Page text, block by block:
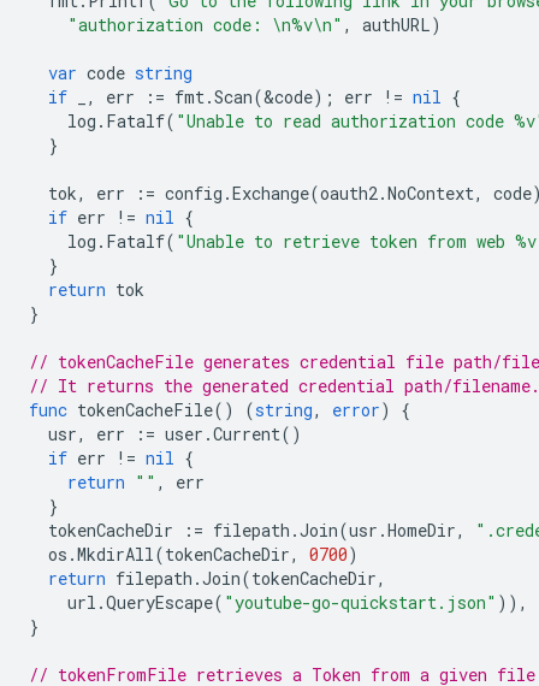
"authorization code: \n%v\n" , authURL)
var code string
if
, err := fmt.Scan(&code); err != nil {
log . Fatalf( "Unable to read authorization code
}
tok, err := config .Exchange(oauth2.NoContext, code
if err != nil {
log . Fatalf( "Unable to retrieve token from web
}
return tok
}
// tokenCacheFile generates credential file path/
// It returns the generated credential path/filename.
func tokenCacheFile() (string, error)
{
usr, err := user .Current()
if err != nil {
return "" ,
err
}
tokenCacheDir
:= filepath .Join(usr .HomeDir,
os .MkdirAll(tokenCacheDir, 0700)
return filepath .Join(tokenCacheDir,
url .QueryEscape( "youtube-go-quickstart.json" )),
}
// tokenFromFile retrieves a Token from a given